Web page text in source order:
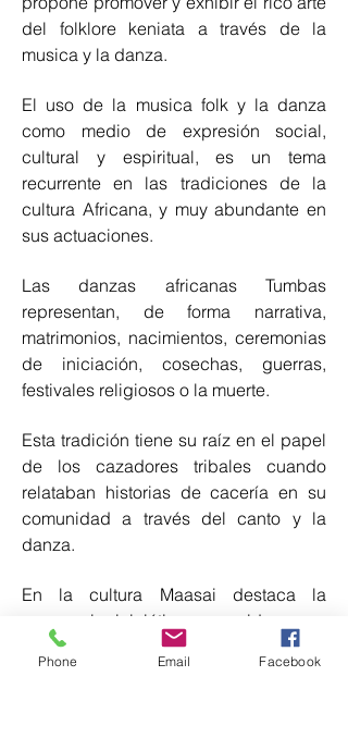
del folklore keniata a través de la
musica y la danza.
El uso de la musica folk y la danza
como medio de expresión social,
cultural y espiritual, es un tema
recurrente en las tradiciones de la
cultura Africana, y muy abundante en
sus actuaciones.
Las danzas africanas Tumbas
representan, de forma narrativa,
matrimonios, nacimientos, ceremonias
de iniciación, cosechas, guerras,
festivales religiosos o la muerte.
Esta tradición tiene su raíz en el papel
de los cazadores tribales cuando
relataban historias de cacería en su
comunidad a través del canto y la
danza.
En la cultura Maasai destaca la
ceremonia iniciática conocida como
Eunoto, donde los jóvenes guerreros
celebran el paso a la mayoría de
Phone Email Facebook